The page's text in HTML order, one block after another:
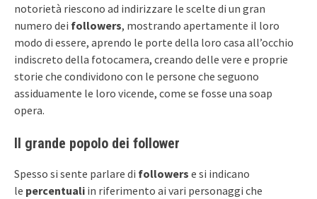
notorietà riescono ad indirizzare le scelte di un gran
numero dei followers, mostrando apertamente il loro
modo di essere, aprendo le porte della loro casa all’occhio
indiscreto della fotocamera, creando delle vere e proprie
storie che condividono con le persone che seguono
assiduamente le loro vicende, come se fosse una soap
opera.
Il grande popolo dei follower
Spesso si sente parlare di followers e si indicano
le percentuali in riferimento ai vari personaggi che